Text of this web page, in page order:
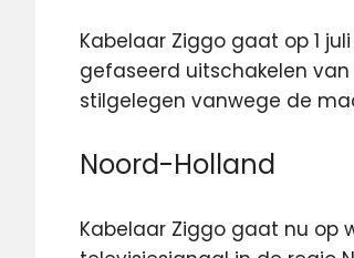
Kabelaar Ziggo gaat op 1
gefaseerd uitschakelen
stilgelegen vanwege de
Noord-Holland
Kabelaar Ziggo gaat nu op